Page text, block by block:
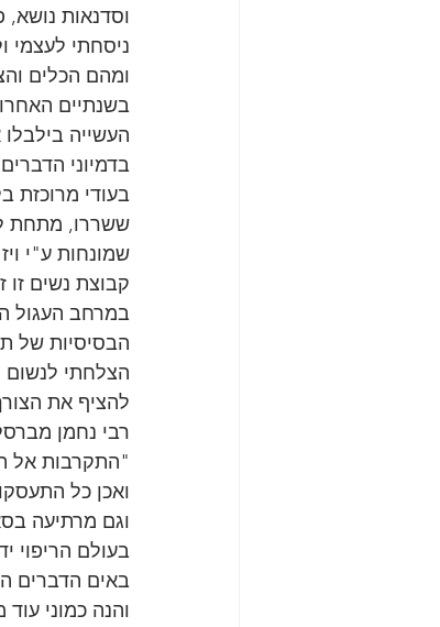
וסדנאות נושא,
ניסחתי
ומהם הכלים
בשנתיים
העשייה
בדמיוני
בעודי מרוכזת
ששררו, מתחת
שמונחות ע"י
קבוצת נשים זו
במרחב העגול
הבסיסיות של
הצלחתי לנשום
להציף את
רבי נחמן
"התקרבות אל
ואכן כל
וגם מרתיעה
בעולם הריפוי
באים הדברים
והנה כמוני